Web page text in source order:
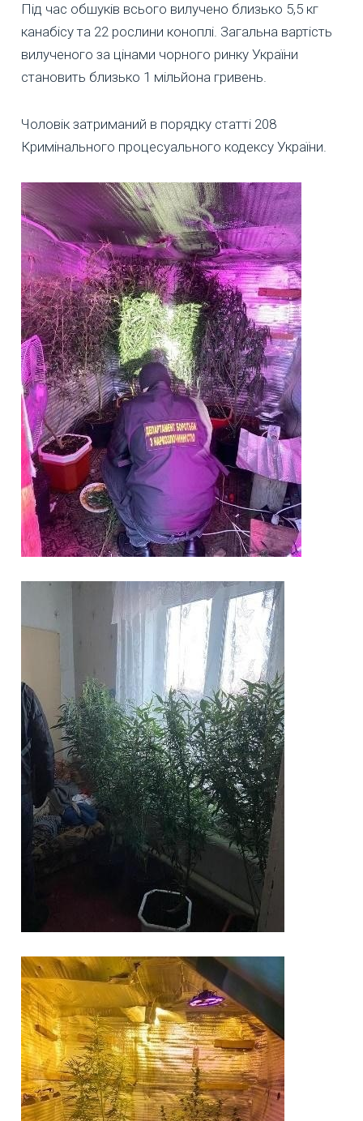
Під час обшуків всього вилучено близько 5,5 кг
канабісу та 22 рослини коноплі. Загальна вартість
вилученого за цінами чорного ринку України
становить близько 1 мільйона гривень.
Чоловік затриманий в порядку статті 208
Кримінального процесуального кодексу України.